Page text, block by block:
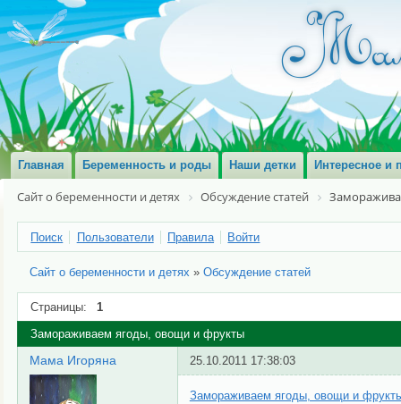
Главная Беременность и роды Наши детки Интересное и
Сайт о беременности и детях Обсуждение статей
Поиск Пользователи Правила Войти
Сайт о беременности и детях »Обсуждение статей
Страницы: 1
Замораживаем ягоды, овощи и фрукты
Мама Игоряна 25.10.2011 17:38:03
Замораживаем ягоды, овощи и